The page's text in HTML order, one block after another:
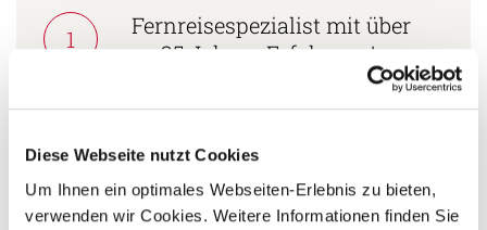
Diese Webseite nutzt Cookies
Um Ihnen ein optimales Webseiten-Erlebnis zu bieten,
verwenden wir Cookies. Weitere Informationen finden Sie
1
Fernreisespezialist mit über
25 Jahren Erfahrung!
2
Persönliche Beratung durch
vielgereiste
Länderspezialisten.